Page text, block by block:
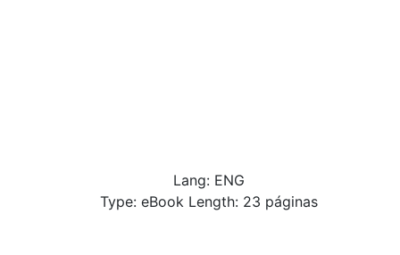
Lang: ENG
Type: eBook Length: 23 páginas